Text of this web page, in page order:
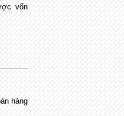
vốn
hàng